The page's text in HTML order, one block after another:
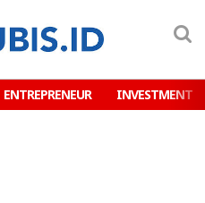
ENTREPRENEUR INVESTMENT